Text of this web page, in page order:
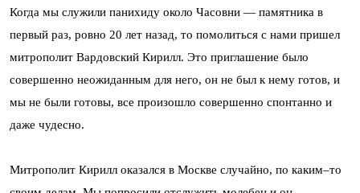
Когда мы служили панихиду около Часовни — памятника в
первый раз, ровно 20 лет назад, то помолиться с нами пришел
митрополит Вардовский Кирилл. Это приглашение было
совершенно неожиданным для него, он не был к нему готов, и
мы не были готовы, все произошло совершенно спонтанно и
даже чудесно.
Митрополит Кирилл оказался в Москве случайно, по каким–то